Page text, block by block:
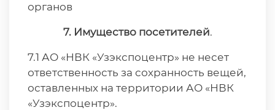
органов
7. Имущество посетителей.
7.1 АО «НВК «Узэкспоцентр» не несет
ответственность за сохранность вещей,
оставленных на территории АО «НВК
«Узэкспоцентр».